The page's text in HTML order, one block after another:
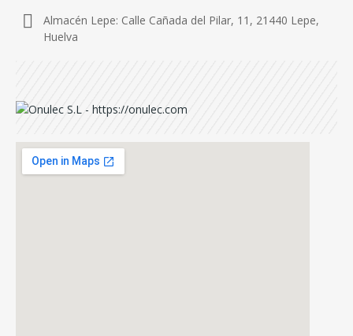
Almacén Lepe: Calle Cañada del Pilar, 11, 21440 Lepe,
Huelva